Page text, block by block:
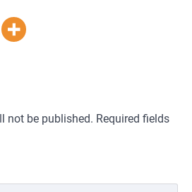
not be published. Required fields